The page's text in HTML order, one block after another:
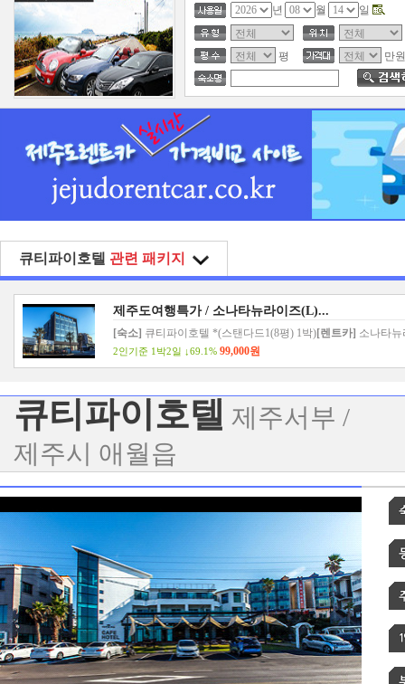
년 월 일
평 만
큐티파이호텔 관련 패키지
제주도여행특가 / 소나타뉴라이즈(L)...
[숙소] 큐티파이호텔 *(스탠다드1(8평) 1박)[렌트카] 소나타
(LPG 24시간)
2인기준 1박2일 ↓ 69.1% 99,000원
큐티파이호텔 제주서부 /
제주시 애월읍